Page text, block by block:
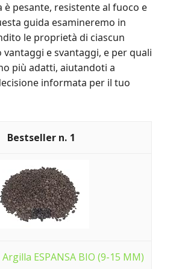
è pesante, resistente al fuoco e
guida esamineremo in
le proprietà di ciascun
e svantaggi, e per quali
più adatti, aiutandoti a
informata per il tuo
1
Argilla ESPANSA BIO (9-15 MM)